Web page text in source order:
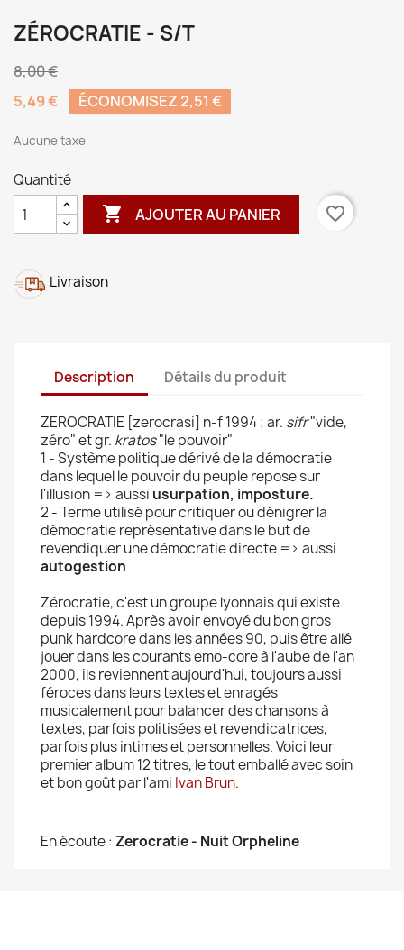
ZÉROCRATIE - S/T
8,00 €
5,49 €
ÉCONOMISEZ 2,51 €
Aucune taxe
Quantité
 AJOUTER AU PANIER favorite_border
Livraison
Description Détails du produit
ZEROCRATIE [zerocrasi] n-f 1994 ; ar. sifr"vide,
zéro" et gr. kratos"le pouvoir"
1 - Système politique dérivé de la démocratie
dans lequel le pouvoir du peuple repose sur
l'illusion => aussi usurpation, imposture.
2 - Terme utilisé pour critiquer ou dénigrer la
démocratie représentative dans le but de
revendiquer une démocratie directe => aussi
autogestion
Zérocratie, c'est un groupe lyonnais qui existe
depuis 1994. Après avoir envoyé du bon gros
punk hardcore dans les années 90, puis être allé
jouer dans les courants emo-core à l'aube de l'an
2000, ils reviennent aujourd'hui, toujours aussi
féroces dans leurs textes et enragés
musicalement pour balancer des chansons à
textes, parfois politisées et revendicatrices,
parfois plus intimes et personnelles. Voici leur
premier album 12 titres, le tout emballé avec soin
et bon goût par l'ami Ivan Brun.
En écoute : Zerocratie - Nuit Orpheline